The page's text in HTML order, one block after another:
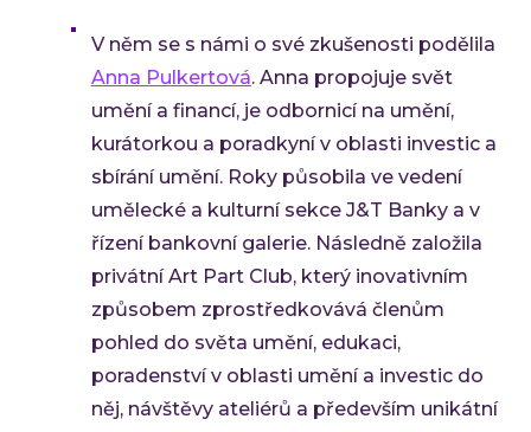
V něm se s námi o své zkušenosti podělila
Anna Pulkertová. Anna propojuje svět
umění a financí, je odbornicí na umění,
kurátorkou a poradkyní v oblasti investic a
sbírání umění. Roky působila ve vedení
umělecké a kulturní sekce J&T Banky a v
řízení bankovní galerie. Následně založila
privátní Art Part Club, který inovativním
způsobem zprostředkovává členům
pohled do světa umění, edukaci,
poradenství v oblasti umění a investic do
něj, návštěvy ateliérů a především unikátní